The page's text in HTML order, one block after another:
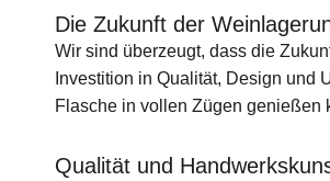
Die Zukunft der
Wir sind überzeugt, dass die
Investition in Qualität, Design und
Flasche in vollen Zügen genießen
Qualität und